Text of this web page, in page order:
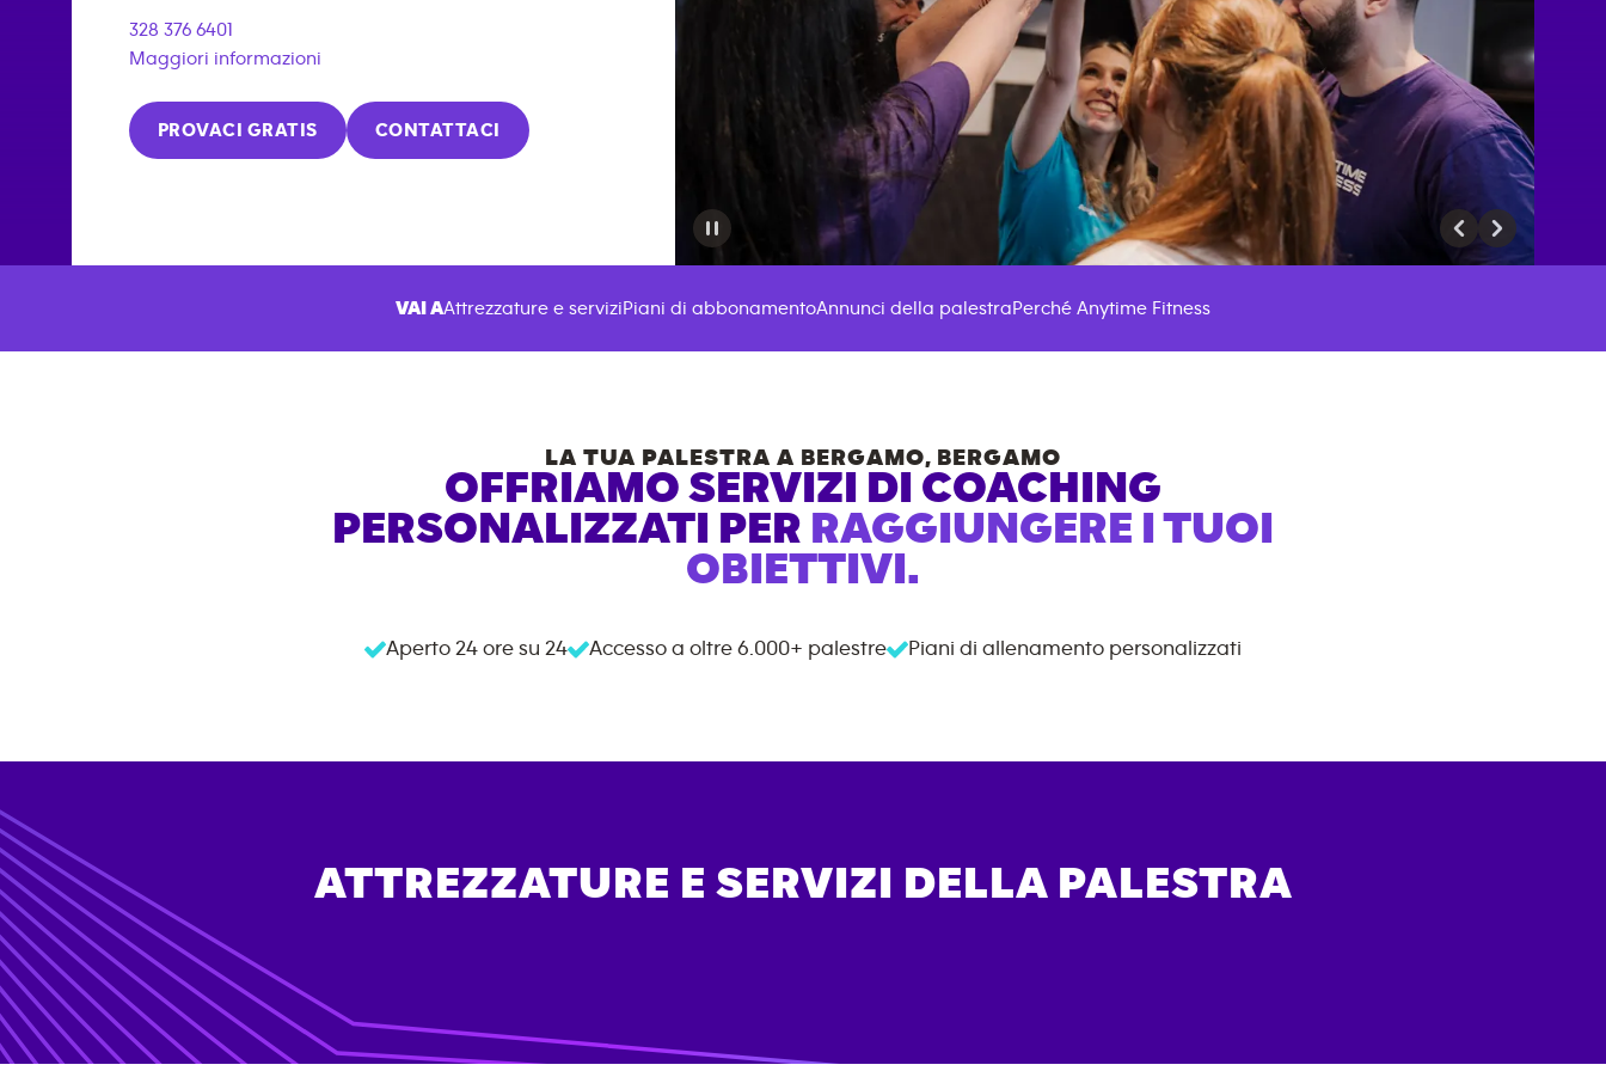
328 376 6401
Maggiori informazioni
PROVACI GRATIS CONTATTACI
VAI AAttrezzature e serviziPiani di abbonamentoAnnunci della palestraPerché Anytime Fitness
LA TUA PALESTRA A BERGAMO, BERGAMO
OFFRIAMO SERVIZI DI COACHING
PERSONALIZZATI PER RAGGIUNGERE I TUOI
OBIETTIVI.
Aperto 24 ore su 24 Accesso a oltre 6.000+ palestre Piani di allenamento personalizzati
ATTREZZATURE E SERVIZI DELLA PALESTRA